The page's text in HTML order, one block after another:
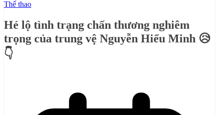
Thể thao
Hé lộ tình trạng chấn thương nghiêm
trọng của trung vệ Nguyễn Hiểu Minh 😥
👇